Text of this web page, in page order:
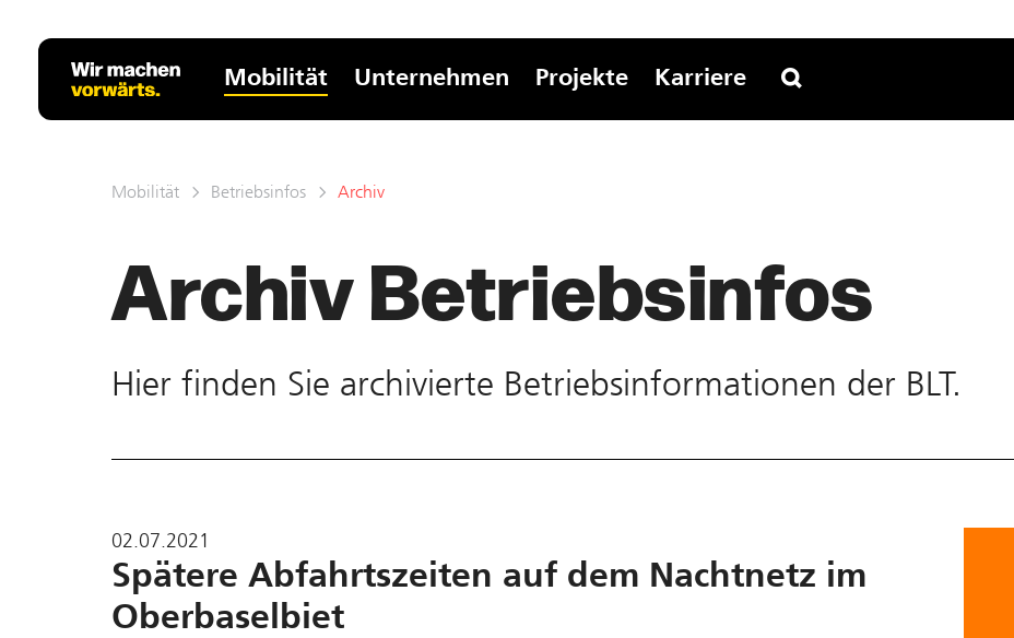
Mobilität Unternehmen Projekte Karriere
Mobilität Betriebsinfos Archiv
Archiv Betriebs­infos
Hier finden Sie ar­chivierte Betriebs­informationen der BLT.
02.07.2021
Spätere Abfahrtszeiten auf dem Nachtnetz im
Oberbaselbiet